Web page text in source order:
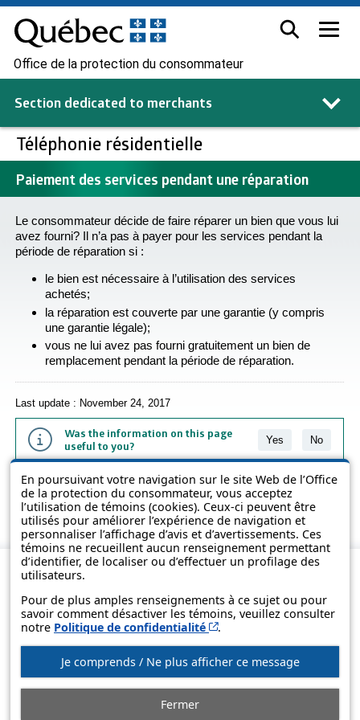
En poursuivant votre navigation sur le site Web de l’Office
de la protection du consommateur, vous acceptez
l’utilisation de témoins (cookies). Ceux-ci peuvent être
utilisés pour améliorer l’expérience de navigation et
personnaliser l’affichage d’avis et d’avertissements. Ces
témoins ne recueillent aucun renseignement permettant
d’identifier, de localiser ou d’effectuer un profilage des
utilisateurs.
Pour de plus amples renseignements à ce sujet ou pour
savoir comment désactiver les témoins, veuillez consulter
notre Politique de confidentialité Cet hyperlien s’ouvrira
.
Je comprends / Ne plus afficher ce message
Fermer
Office de la protection du consommateur
Section dedicated to merchants
Téléphonie résidentielle
Paiement des services pendant une réparation
Le consommateur décide de faire réparer un bien que vous lui
avez fourni? Il n’a pas à payer pour les services pendant la
période de réparation si :
le bien est nécessaire à l’utilisation des services
achetés;
la réparation est couverte par une garantie (y compris
une garantie légale);
vous ne lui avez pas fourni gratuitement un bien de
remplacement pendant la période de réparation.
Last update : November 24, 2017
Was the information on this page
useful to you?
Yes No
The information contained on this page is presented in simple terms to
make it easier to understand. It does not replace the texts of the laws
and regulations.
© Government of Québec, 2013-2025